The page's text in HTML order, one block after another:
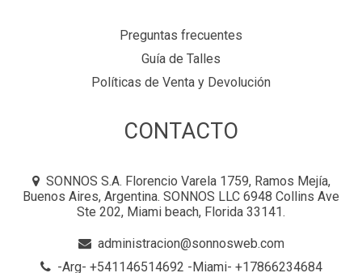
Preguntas frecuentes
Guía de Talles
Políticas de Venta y Devolución
CONTACTO
SONNOS S.A. Florencio Varela 1759, Ramos Mejía,
Buenos Aires, Argentina. SONNOS LLC 6948 Collins Ave
Ste 202, Miami beach, Florida 33141.
administracion@sonnosweb.com
-Arg- +541146514692 -Miami- +17866234684